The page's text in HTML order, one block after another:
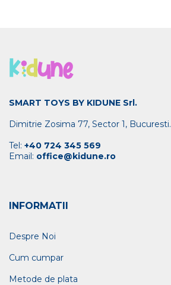
SMART TOYS BY KIDUNE Srl.
Dimitrie Zosima 77, Sector 1, Bucuresti.
Tel: +40 724 345 569
Email: office@kidune.ro
INFORMATII
Despre Noi
Cum cumpar
Metode de plata